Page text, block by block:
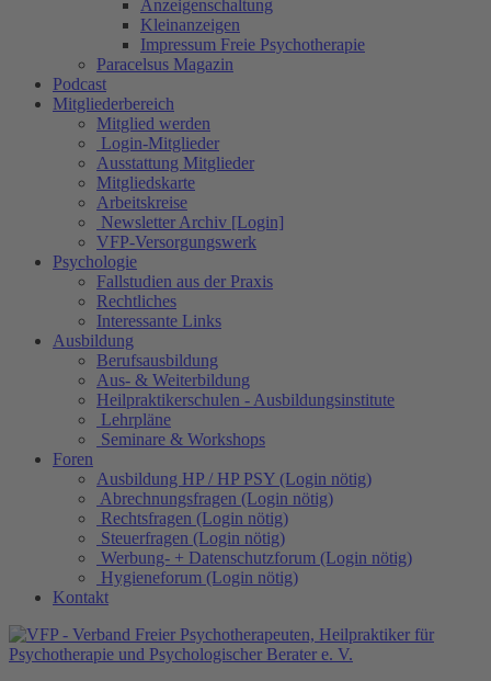
Anzeigenschaltung
Kleinanzeigen
Impressum Freie Psychotherapie
Paracelsus Magazin
Podcast
Mitgliederbereich
Mitglied werden
Login-Mitglieder
Ausstattung Mitglieder
Mitgliedskarte
Arbeitskreise
Newsletter Archiv [Login]
VFP-Versorgungswerk
Psychologie
Fallstudien aus der Praxis
Rechtliches
Interessante Links
Ausbildung
Berufsausbildung
Aus- & Weiterbildung
Heilpraktikerschulen - Ausbildungsinstitute
Lehrpläne
Seminare & Workshops
Foren
Ausbildung HP / HP PSY (Login nötig)
Abrechnungsfragen (Login nötig)
Rechtsfragen (Login nötig)
Steuerfragen (Login nötig)
Werbung- + Datenschutzforum (Login nötig)
Hygieneforum (Login nötig)
Kontakt